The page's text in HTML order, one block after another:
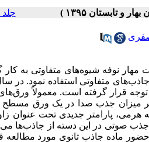
جلد ۴ شماره ۱ صفحات ۲۸-۲۱
مهار نوفه شیوه­‌های متفاوتی به
متفاوتی استفاده نمود. در
قرار گرفته است. معمولاً ورق­‌های
بر میزان جذب صدا در یک ورق مسطح
پارامتر جدیدی تحت عنوان
صوتی در این دسته از جاذب­‌ها
ماده جاذب ثانوی مورد مطالعه